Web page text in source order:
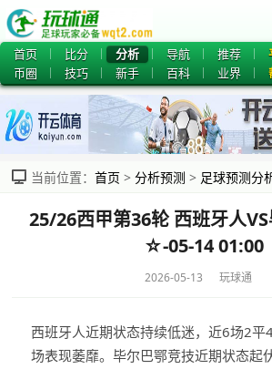
首页
比分 分析 导航 推荐
币圈
技巧 新手 百科 业界
当前位置： 首页 > 分析预测 > 足球预测分
25/26西甲第36轮 西班牙人
☆-05-14 01:00
2026-05-13 玩球通
西班牙人近期状态持续低迷，近6场2平
场表现萎靡。毕尔巴鄂竞技近期状态起